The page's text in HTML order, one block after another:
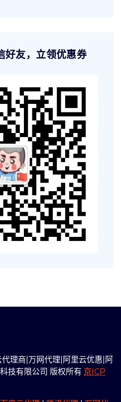
好友，立领优惠券
理商|万网代理|阿里云优惠|阿
技有限公司 版权所有 京ICP